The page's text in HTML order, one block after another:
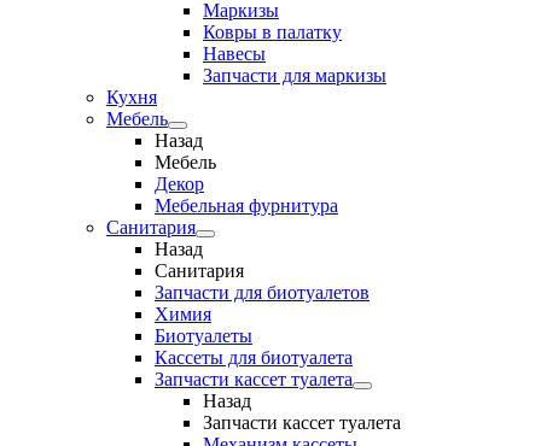
Маркизы
Ковры в палатку
Навесы
Запчасти для маркизы
Кухня
Мебель
Назад
Мебель
Декор
Мебельная фурнитура
Санитария
Назад
Санитария
Запчасти для биотуалетов
Химия
Биотуалеты
Кассеты для биотуалета
Запчасти кассет туалета
Назад
Запчасти кассет туалета